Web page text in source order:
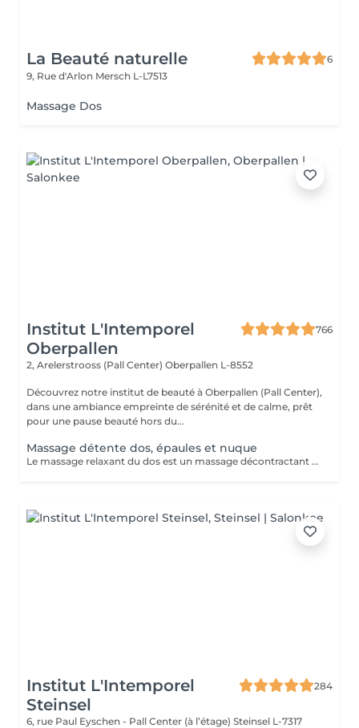
La Beauté naturelle
6
9, Rue d'Arlon Mersch L-L7513
Massage Dos
Institut L'Intemporel
Oberpallen
766
2, Arelerstrooss (Pall Center) Oberpallen L-8552
Découvrez notre institut de beauté à Oberpallen (Pall Center),
dans une ambiance empreinte de sérénité et de calme, prêt
pour une pause beauté hors du...
Massage détente dos, épaules et nuque
Le massage relaxant du dos est un massage décontractant englobant le dos, les cervicales et la nuque. Les muscles du dos, particulièrement sollicités pour tenir le corps droit, sont décontractés en profondeur lors de ce massage. Huile chaude aromatique.
Institut L'Intemporel
Steinsel
284
6, rue Paul Eyschen - Pall Center (à l’étage) Steinsel L-7317